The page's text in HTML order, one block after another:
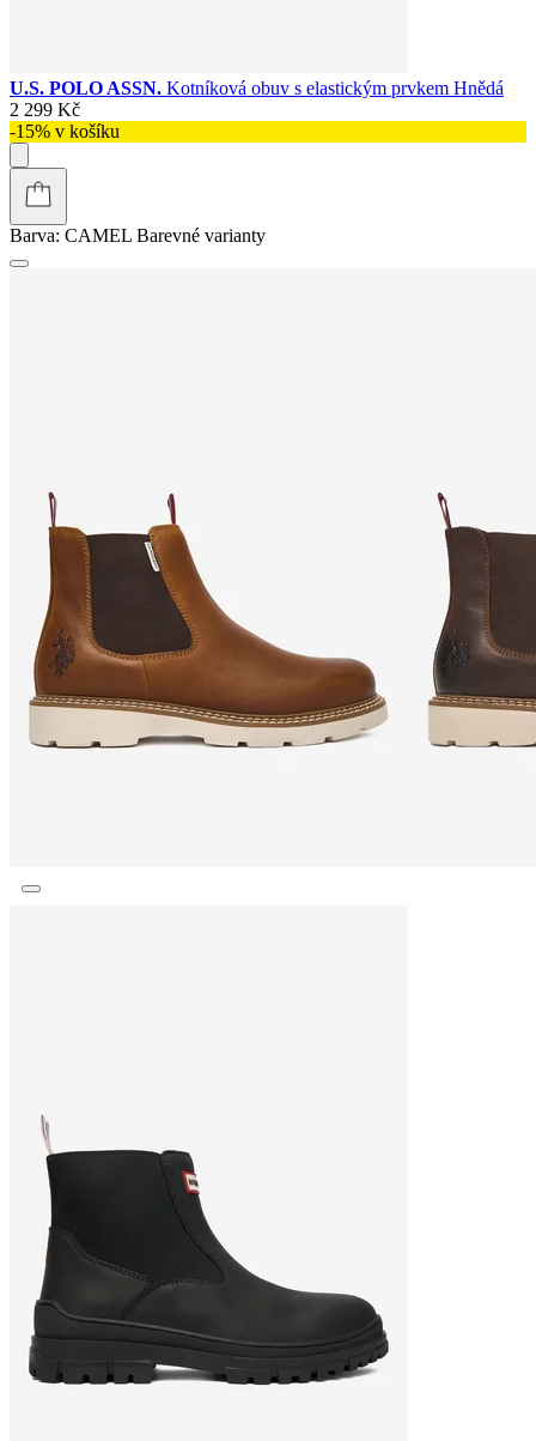
U.S. POLO ASSN. Kotníková obuv s elastickým prvkem Hnědá
2 299 Kč
-15% v košíku
Barva: CAMEL Barevné varianty